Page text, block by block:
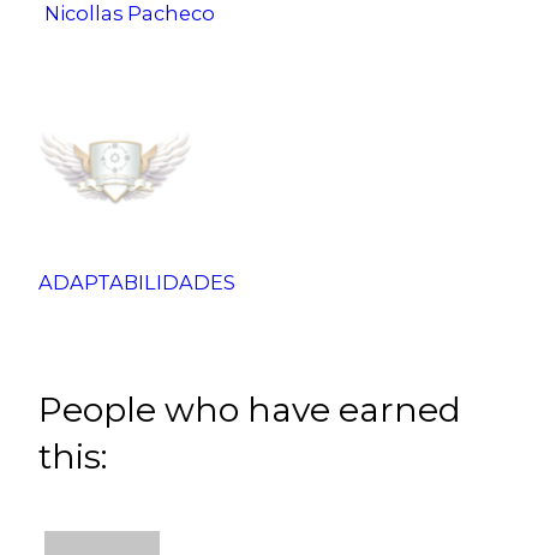
Nicollas Pacheco
ADAPTABILIDADES
People who have earned
this: